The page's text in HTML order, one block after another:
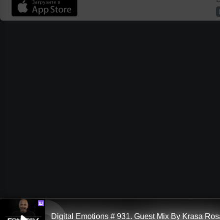
Ш
Digital Emotions # 931. Guest Mix By Krasa